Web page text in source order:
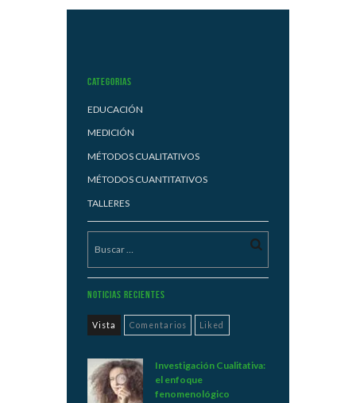
Categorias
EDUCACIÓN
MEDICIÓN
MÉTODOS CUALITATIVOS
MÉTODOS CUANTITATIVOS
TALLERES
Noticias Recientes
Vista Comentarios Liked
Investigación Cualitativa:
el enfoque
fenomenológico